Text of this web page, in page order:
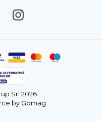
Srl 2026
by Gomag